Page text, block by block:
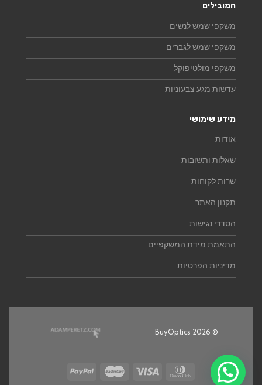
המובילים
משקפי שמש לנשים
משקפי שמש לגברים
משקפי מולטיפוקל
עדשות מגע צבעוניות
מידע שימושי
אודות
שאלות ותשובות
שרות לקוחות
תקנון האתר
הסדרי נגישות
התאמת מידת המשקפיים
מדיניות הפרטיות
© 2026 BuyOptics